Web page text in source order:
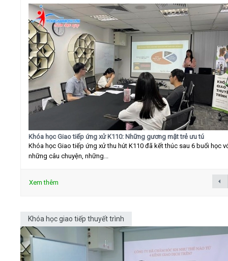
Khóa học Giao tiếp ứng xử K110: Những gương mặt trẻ ưu tú
Khóa học Giao tiếp ứng xử thu hút K110 đã kết thúc sau 6 buổi học
những câu chuyện, những...
Xem thêm
Khóa học giao tiếp thuyết trình